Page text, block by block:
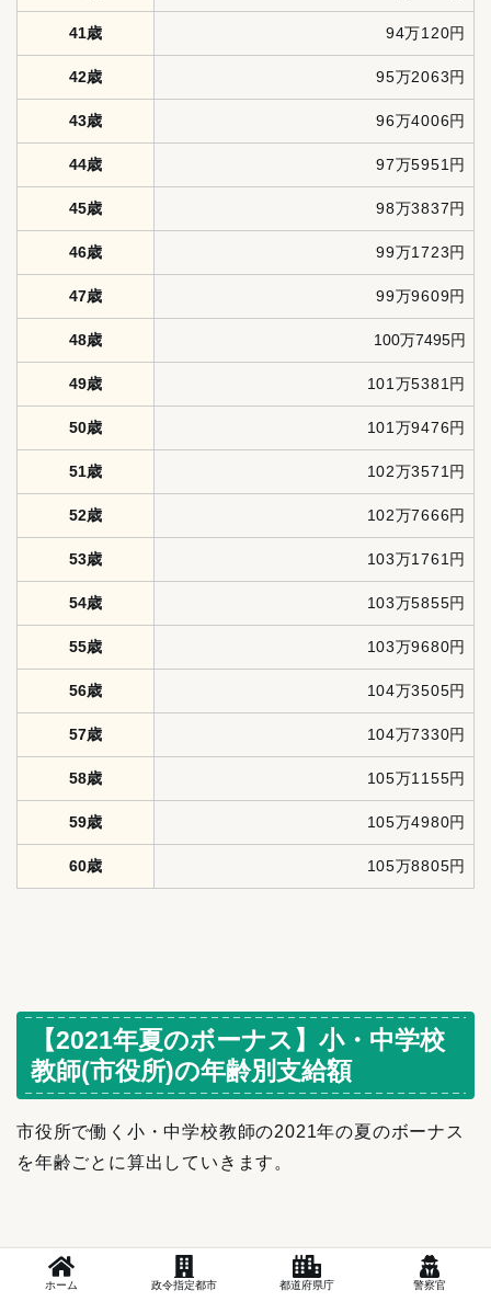
41歳 94万120円
42歳 95万2063円
43歳 96万4006円
44歳 97万5951円
45歳 98万3837円
46歳 99万1723円
47歳 99万9609円
48歳 100万7495円
49歳 101万5381円
50歳 101万9476円
51歳 102万3571円
52歳 102万7666円
53歳 103万1761円
54歳 103万5855円
55歳 103万9680円
56歳 104万3505円
57歳 104万7330円
58歳 105万1155円
59歳 105万4980円
60歳 105万8805円
【2021年夏のボーナス】小・中学校
教師(市役所)の年齢別支給額
市役所で働く小・中学校教師の2021年の夏のボーナス
を年齢ごとに算出していきます。
ホーム 政令指定都市 都道府県庁 警察官